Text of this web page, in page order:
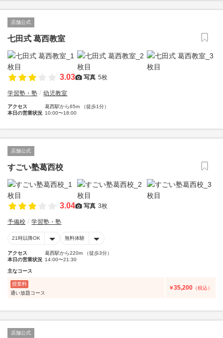
店舗公式
七田式 葛西教室
3.03 写真 5枚
学習塾・塾 幼児教室
アクセス
葛西駅から65m （徒歩1分）
本日の営業状況 10:00〜18:00
店舗公式
すごい塾葛西校
3.04 写真 3枚
予備校 学習塾・塾
21時以降OK 無料体験
アクセス
葛西駅から220m （徒歩3分）
本日の営業状況 14:00〜21:30
主なコース
授業料
通い放題コース
￥35,200 （税込）
店舗公式